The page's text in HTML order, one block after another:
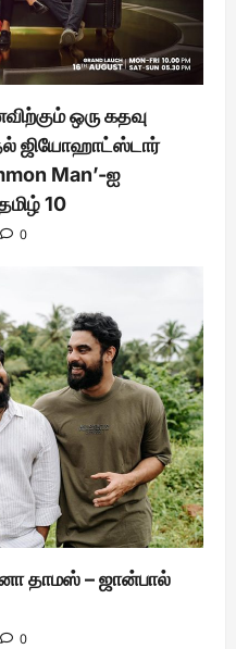
ஒரு கதவு
ஜியோஹாட்ஸ்டார்
Man’-ஐ
10
0
தாமஸ் – ஜான்பால்
0